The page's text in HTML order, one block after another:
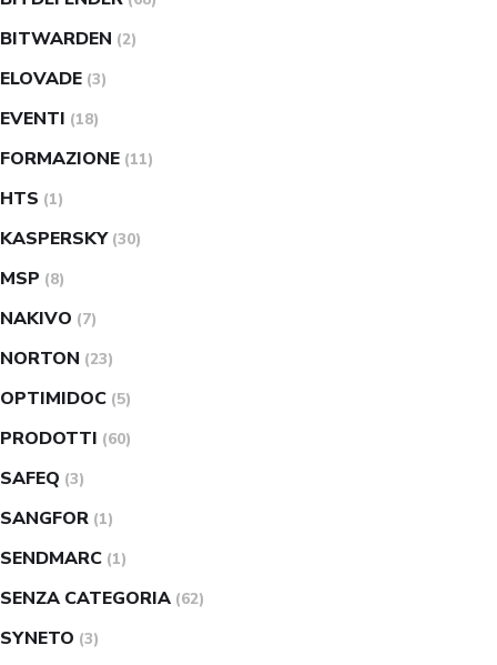
BITWARDEN (2)
ELOVADE (3)
EVENTI (18)
FORMAZIONE (11)
HTS (1)
KASPERSKY (30)
MSP (8)
NAKIVO (7)
NORTON (23)
OPTIMIDOC (5)
PRODOTTI (60)
SAFEQ (3)
SANGFOR (1)
SENDMARC (1)
SENZA CATEGORIA (62)
SYNETO (3)